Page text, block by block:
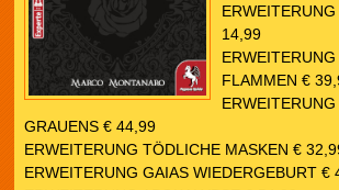
14,99
FLAMMEN €
GRAUENS € 44,99
ERWEITERUNG TÖDLICHE MASKEN €
ERWEITERUNG GAIAS WIEDERGEBURT €